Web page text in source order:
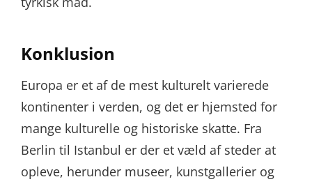
Konklusion
Europa er et af de mest kulturelt varierede
kontinenter i verden, og det er hjemsted for
mange kulturelle og historiske skatte. Fra
Berlin til Istanbul er der et væld af steder at
opleve, herunder museer, kunstgallerier og